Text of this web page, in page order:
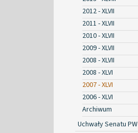
2012 - XLVII
2011 - XLVII
2010 - XLVII
2009 - XLVII
2008 - XLVII
2008 - XLVI
2007 - XLVI
2006 - XLVI
Archiwum
Uchwały Senatu PW